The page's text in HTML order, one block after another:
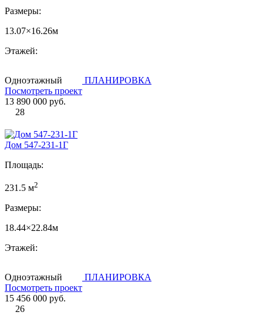
Размеры:
13.07×16.26м
Этажей:
Одноэтажный
ПЛАНИРОВКА
Посмотреть проект
13 890 000 руб.
28
Дом 547-231-1Г
Площадь:
231.5 м2
Размеры:
18.44×22.84м
Этажей:
Одноэтажный
ПЛАНИРОВКА
Посмотреть проект
15 456 000 руб.
26